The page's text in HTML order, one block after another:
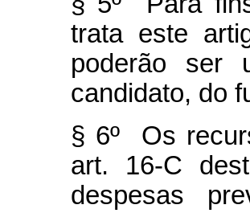
trata este
poderão ser
candidato, do
§ 6º Os
art. 16-C
despesas